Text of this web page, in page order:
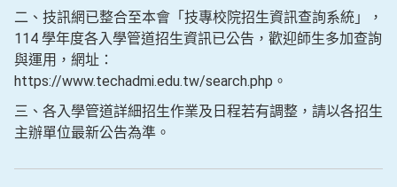
二、技訊網已整合至本會「技專校院招生資訊查詢系統」，
114 學年度各入學管道招生資訊已公告，歡迎師生多加查詢
與運用，網址：
https://www.techadmi.edu.tw/search.php。
三、各入學管道詳細招生作業及日程若有調整，請以各招生
主辦單位最新公告為準。